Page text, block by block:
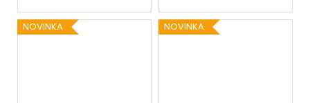
NOVINKA NOVINKA